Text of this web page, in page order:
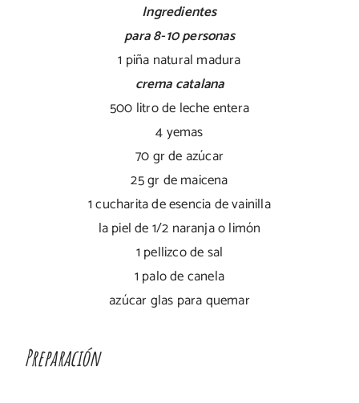
Ingredientes
para 8-10 personas
1 piña natural madura
crema catalana
500 litro de leche entera
4 yemas
70 gr de azúcar
25 gr de maicena
1 cucharita de esencia de vainilla
la piel de 1/2 naranja o limón
1 pellizco de sal
1 palo de canela
azúcar glas para quemar
Preparación